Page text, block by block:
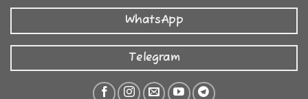
WhatsApp
Telegram